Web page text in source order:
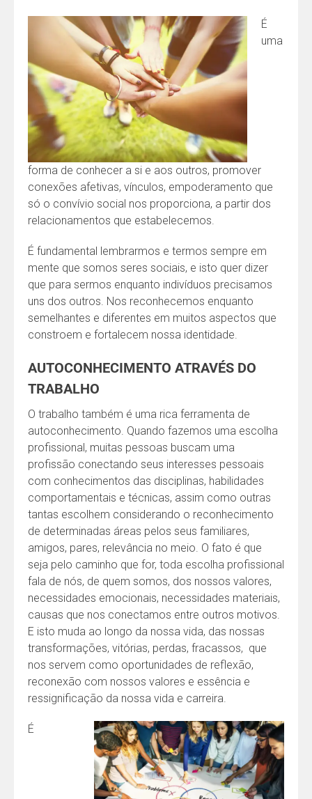
É
uma
forma de conhecer a si e aos outros, promover
conexões afetivas, vínculos, empoderamento que
só o convívio social nos proporciona, a partir dos
relacionamentos que estabelecemos.
É fundamental lembrarmos e termos sempre em
mente que somos seres sociais, e isto quer dizer
que para sermos enquanto indivíduos precisamos
uns dos outros. Nos reconhecemos enquanto
semelhantes e diferentes em muitos aspectos que
constroem e fortalecem nossa identidade.
AUTOCONHECIMENTO ATRAVÉS DO
TRABALHO
O trabalho também é uma rica ferramenta de
autoconhecimento. Quando fazemos uma escolha
profissional, muitas pessoas buscam uma
profissão conectando seus interesses pessoais
com conhecimentos das disciplinas, habilidades
comportamentais e técnicas, assim como outras
tantas escolhem considerando o reconhecimento
de determinadas áreas pelos seus familiares,
amigos, pares, relevância no meio. O fato é que
seja pelo caminho que for, toda escolha profissional
fala de nós, de quem somos, dos nossos valores,
necessidades emocionais, necessidades materiais,
causas que nos conectamos entre outros motivos.
E isto muda ao longo da nossa vida, das nossas
transformações, vitórias, perdas, fracassos, que
nos servem como oportunidades de reflexão,
reconexão com nossos valores e essência e
ressignificação da nossa vida e carreira.
É